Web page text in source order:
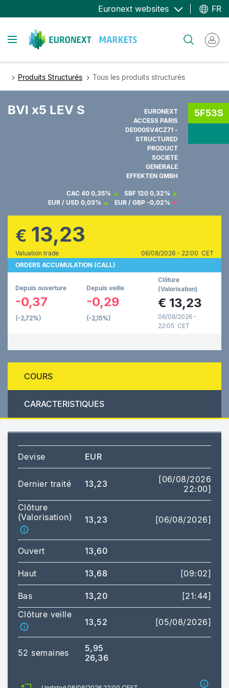
au
principal
Euronext websites FR
Toggle navigation
Produits Structurés Tous les produits structurés
BVI x5 LEV S
EURONEXT
ACCESS PARIS
DE000SV4CZ71 -
STRUCTURED
PRODUCT
SOCIETE
GENERALE
EFFEKTEN GMBH
5F53S
CAC 40 0,35% SBF 120 0,32%
EUR / USD 0,03% EUR / GBP -0,02%
€ 13,23
Valuation trade
06/08/2026 - 22:00 CET
ORDERS ACCUMULATION (CALL)
Depuis ouverture
-0,37
(-2,72%)
Depuis veille
-0,29
(-2,15%)
Clôture
(Valorisation)
€ 13,23
06/08/2026 -
22:05 CET
COURS
CARACTERISTIQUES
Devise EUR
Dernier traité 13,23
[06/08/2026
22:00]
Clôture
(Valorisation)
13,23 [06/08/2026]
Ouvert 13,60
Haut 13,68 [09:02]
Bas 13,20
[21:44]
Clôture veille
13,52 [05/08/2026]
52 semaines
5,95
26,36